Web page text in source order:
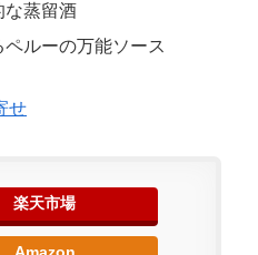
な蒸留酒
ペルーの万能ソース
せ
楽天市場